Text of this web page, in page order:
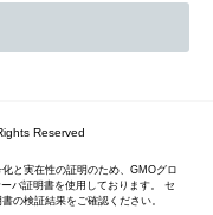
Reserved
と実在性の証明のため、GMOグロ
バ証明書を使用しております。 セ
の検証結果をご確認ください。